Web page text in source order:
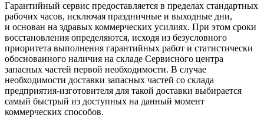
Гарантийный сервис предоставляется в пределах стандартных
рабочих часов, исключая праздничные и выходные дни,
и основан на здравых коммерческих усилиях. При этом сроки
восстановления определяются, исходя из безусловного
приоритета выполнения гарантийных работ и статистически
обоснованного наличия на складе Сервисного центра
запасных частей первой необходимости. В случае
необходимости доставки запасных частей со склада
предприятия-изготовителя для такой доставки выбирается
самый быстрый из доступных на данный момент
коммерческих способов.